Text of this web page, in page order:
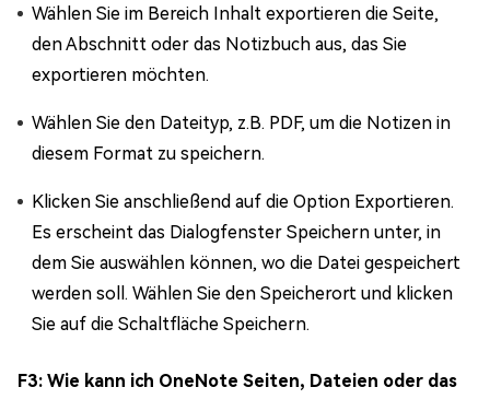
Wählen Sie im Bereich Inhalt exportieren die Seite,
den Abschnitt oder das Notizbuch aus, das Sie
exportieren möchten.
Wählen Sie den Dateityp, z.B. PDF, um die Notizen in
diesem Format zu speichern.
Klicken Sie anschließend auf die Option Exportieren.
Es erscheint das Dialogfenster Speichern unter, in
dem Sie auswählen können, wo die Datei gespeichert
werden soll. Wählen Sie den Speicherort und klicken
Sie auf die Schaltfläche Speichern.
F3: Wie kann ich OneNote Seiten, Dateien oder das